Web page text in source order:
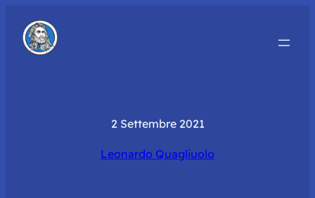
2 Settembre 2021
Leonardo Quagliuolo